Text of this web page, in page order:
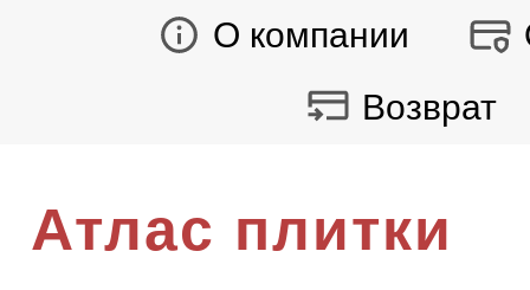
О компании
Возврат
Атлас плитки